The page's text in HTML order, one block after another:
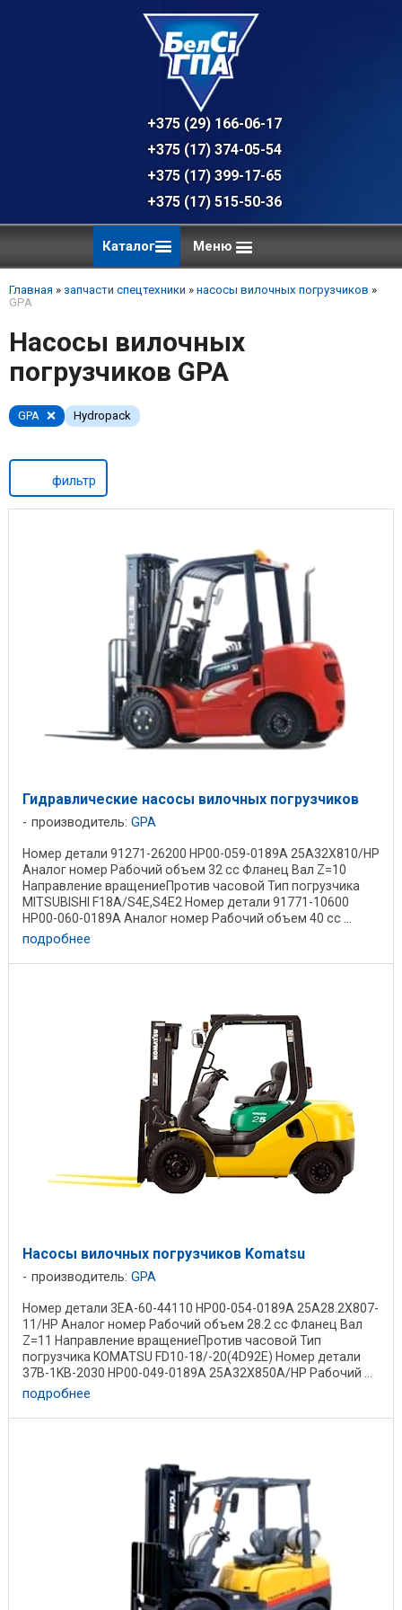
+375 (29) 166-06-17 - техническая
+375 (17) 374-05-54 - общий отдел,
+375 (17) 399-17-65
+375 (17) 515-50-36
Каталог Меню
Главная » запчасти спецтехники » насосы вилочных погрузчиков »
GPA
Насосы вилочных
погрузчиков GPA
GPA Hydropack
фильтр
Гидравлические насосы вилочных погрузчиков
производитель: GPA
Номер детали 91271-26200 HP00-059-0189A 25A32X810/HP
Аналог номер Рабочий объем 32 cc Фланец Вал Z=10
Направление вращениеПротив часовой Тип погрузчика
MITSUBISHI F18A/S4E,S4E2 Номер детали 91771-10600
HP00-060-0189A Аналог номер Рабочий объем 40 cc ...
подробнее
Насосы вилочных погрузчиков Komatsu
производитель: GPA
Номер детали 3EA-60-44110 HP00-054-0189A 25A28.2X807-
11/HP Аналог номер Рабочий объем 28.2 cc Фланец Вал
Z=11 Направление вращениеПротив часовой Тип
погрузчика KOMATSU FD10-18/-20(4D92E) Номер детали
37B-1KB-2030 HP00-049-0189A 25A32X850A/HP Рабочий ...
подробнее